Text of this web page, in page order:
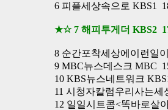
6 피플세상속으로 KBS1
★☆ 7 해피투게더 KBS2
8 순간포착세상에이런일
9 MBC뉴스데스크 MBC
10 KBS뉴스네트워크
11 시청자칼럼우리사는세
12 일일시트콤<똑바로살